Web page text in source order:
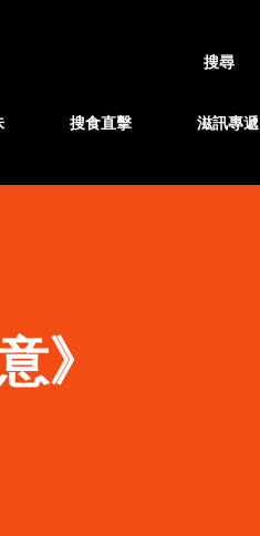
搜尋
搜食直擊 滋訊專遞
》